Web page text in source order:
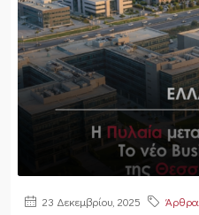
23 Δεκεμβρίου, 2025 Άρθρα